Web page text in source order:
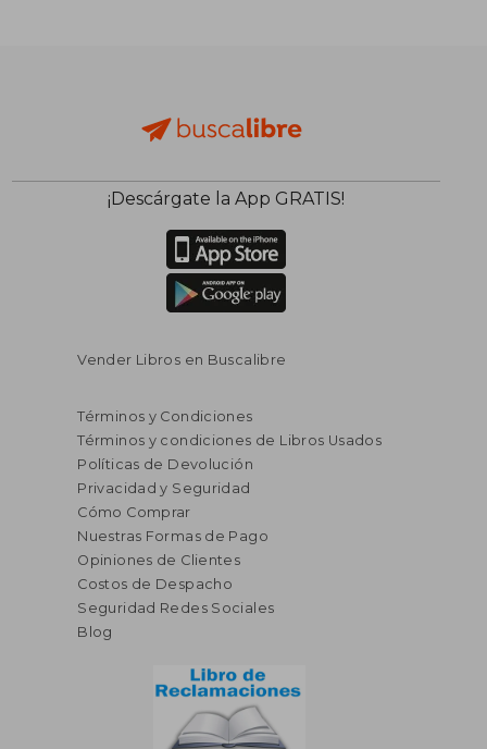
55%
dcto.
S/ 224,05
S/ 100,82
¡Descárgate la App GRATIS!
Vender Libros en Buscalibre
Términos y Condiciones
Términos y condiciones de Libros Usados
Políticas de Devolución
Privacidad y Seguridad
Cómo Comprar
Nuestras Formas de Pago
Opiniones de Clientes
Costos de Despacho
Seguridad Redes Sociales
Blog